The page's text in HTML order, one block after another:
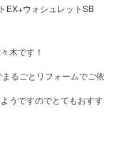
EX+ウォシュレットSB
木です！
るごとリフォームでご依
うですのでとてもおすす